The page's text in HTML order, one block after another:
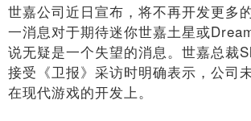
世嘉公司近日宣布，将不再开发更多
一消息对于期待迷你世嘉土星或
说无疑是一个失望的消息。世嘉总裁
接受《卫报》采访时明确表示，公司
在现代游戏的开发上。